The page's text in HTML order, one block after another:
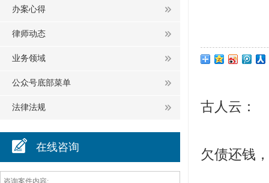
办案心得
律师动态
业务领域
公众号底部菜单
法律法规
在线咨询
古人云：
欠债还钱